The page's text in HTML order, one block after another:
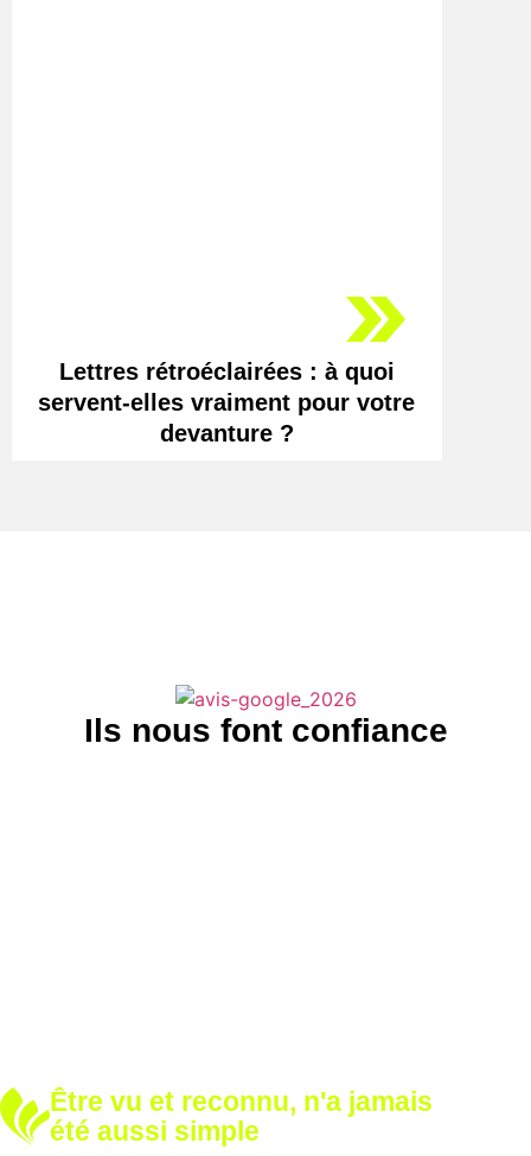
Lettres rétroéclairées : à quoi
servent-elles vraiment pour votre
devanture ?
Ils nous font confiance
Être vu et reconnu, n'a jamais
été aussi simple